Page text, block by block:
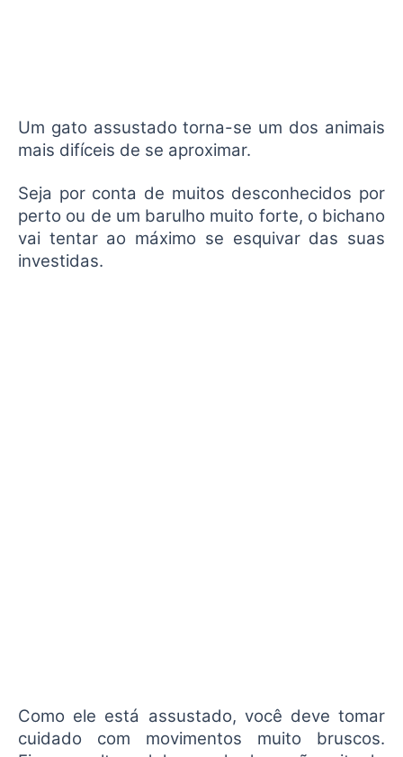
Um gato assustado torna-se um dos animais
mais difíceis de se aproximar.
Seja por conta de muitos desconhecidos por
perto ou de um barulho muito forte, o bichano
vai tentar ao máximo se esquivar das suas
investidas.
Como ele está assustado, você deve tomar
cuidado com movimentos muito bruscos.